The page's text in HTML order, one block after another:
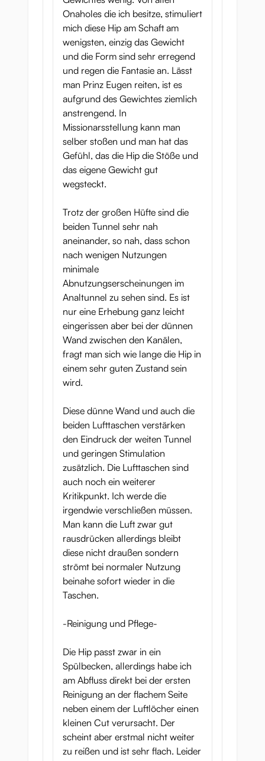
Onaholes die ich besitze, stimuliert
mich diese Hip am Schaft am
wenigsten, einzig das Gewicht
und die Form sind sehr erregend
und regen die Fantasie an. Lässt
man Prinz Eugen reiten, ist es
aufgrund des Gewichtes ziemlich
anstrengend. In
Missionarsstellung kann man
selber stoßen und man hat das
Gefühl, das die Hip die Stöße und
das eigene Gewicht gut
wegsteckt.
Trotz der großen Hüfte sind die
beiden Tunnel sehr nah
aneinander, so nah, dass schon
nach wenigen Nutzungen
minimale
Abnutzungserscheinungen im
Analtunnel zu sehen sind. Es ist
nur eine Erhebung ganz leicht
eingerissen aber bei der dünnen
Wand zwischen den Kanälen,
fragt man sich wie lange die Hip in
einem sehr guten Zustand sein
wird.
Diese dünne Wand und auch die
beiden Lufttaschen verstärken
den Eindruck der weiten Tunnel
und geringen Stimulation
zusätzlich. Die Lufttaschen sind
auch noch ein weiterer
Kritikpunkt. Ich werde die
irgendwie verschließen müssen.
Man kann die Luft zwar gut
rausdrücken allerdings bleibt
diese nicht draußen sondern
strömt bei normaler Nutzung
beinahe sofort wieder in die
Taschen.
-Reinigung und Pflege-
Die Hip passt zwar in ein
Spülbecken, allerdings habe ich
am Abfluss direkt bei der ersten
Reinigung an der flachem Seite
neben einem der Luftlöcher einen
kleinen Cut verursacht. Der
scheint aber erstmal nicht weiter
zu reißen und ist sehr flach. Leider